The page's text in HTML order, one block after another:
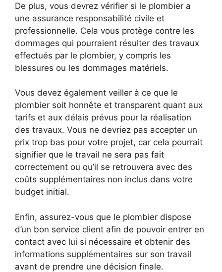
De plus, vous devrez vérifier si le plombier a
une assurance responsabilité civile et
professionnelle. Cela vous protège contre les
dommages qui pourraient résulter des travaux
effectués par le plombier, y compris les
blessures ou les dommages matériels.
Vous devez également veiller à ce que le
plombier soit honnête et transparent quant aux
tarifs et aux délais prévus pour la réalisation
des travaux. Vous ne devriez pas accepter un
prix trop bas pour votre projet, car cela pourrait
signifier que le travail ne sera pas fait
correctement ou qu’il se retrouvera avec des
coûts supplémentaires non inclus dans votre
budget initial.
Enfin, assurez-vous que le plombier dispose
d’un bon service client afin de pouvoir entrer en
contact avec lui si nécessaire et obtenir des
informations supplémentaires sur son travail
avant de prendre une décision finale.